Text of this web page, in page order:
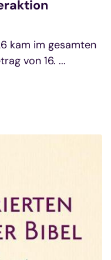
kam im gesamten
von 16. ...